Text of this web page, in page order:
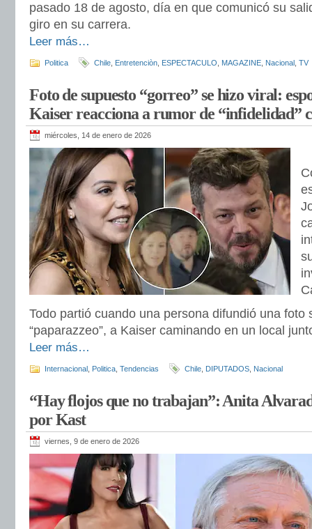
pasado 18 de agosto, día en que comunicó su
giro en su carrera.
Leer más…
Politica Chile Entretenciòn ESPECTACULO MAGAZINE Nacional TV
Foto de supuesto “gorreo” se hizo viral:
Kaiser reacciona a rumor de “infidelidad”
miércoles, 14 de enero de 2026
Todo partió cuando una persona difundió una foto
“paparazzeo”, a Kaiser caminando en un local
Leer más…
Internacional Politica Tendencias Chile DIPUTADOS Nacional
“Hay flojos que no trabajan”: Anita
por Kast
viernes, 9 de enero de 2026